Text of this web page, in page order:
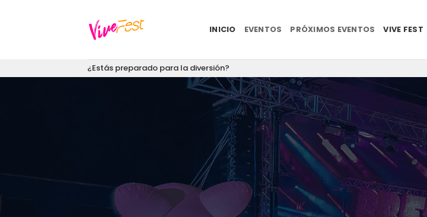
INICIO EVENTOS PRÓXIMOS EVENTOS VIVE FEST
¿Estás preparado para la diversión?